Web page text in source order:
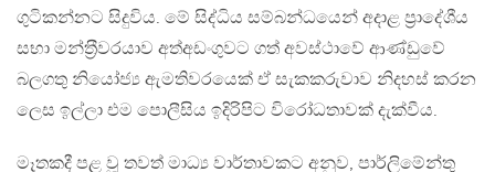
ගුටිකන්නට සිදුවිය. මේ සිද්ධිය සම්බන්ධයෙන් අදාළ ප‍්‍රාදේශීය
සභා මන්ත‍්‍රීවරයාව අත්අඩංගුවට ගත් අවස්ථාවේ ආණ්ඩුවේ
බලගතු නියෝජ්‍ය ඇමතිවරයෙක් ඒ සැකකරුවාව නිදහස් කරන
ලෙස ඉල්ලා එම පොලීසිය ඉදිරිපිට විරෝධතාවක් දැක්වීය.
මෑතකදී පළ වූ තවත් මාධ්‍ය වාර්තාවකට අනුව, පාර්ලිමේන්තු